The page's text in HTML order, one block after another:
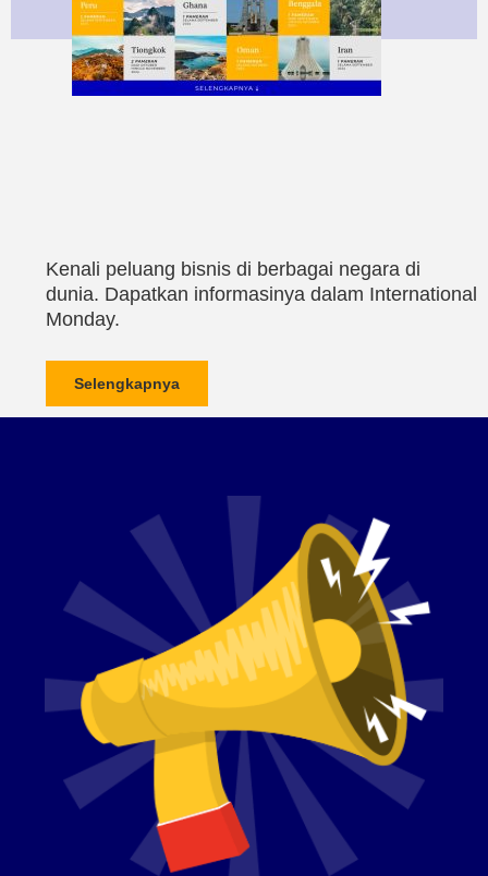
Kenali peluang bisnis di berbagai negara di
dunia. Dapatkan informasinya dalam International
Monday.
Selengkapnya